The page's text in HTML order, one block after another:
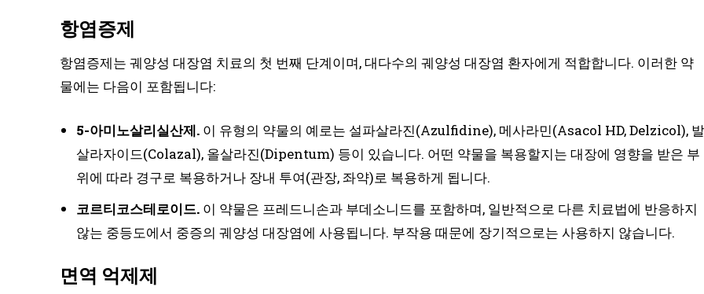
항염증제
항염증제는 궤양성 대장염 치료의 첫 번째 단계이며, 대다수의 궤양성 대장염 환자에게 적합합니다. 이러한 약
물에는 다음이 포함됩니다:
5-아미노살리실산제. 이 유형의 약물의 예로는 설파살라진(Azulfidine), 메사라민(Asacol HD, Delzicol), 발
살라자이드(Colazal), 올살라진(Dipentum) 등이 있습니다. 어떤 약물을 복용할지는 대장에 영향을 받은 부
위에 따라 경구로 복용하거나 장내 투여(관장, 좌약)로 복용하게 됩니다.
코르티코스테로이드. 이 약물은 프레드니손과 부데소니드를 포함하며, 일반적으로 다른 치료법에 반응하지
않는 중등도에서 중증의 궤양성 대장염에 사용됩니다. 부작용 때문에 장기적으로는 사용하지 않습니다.
면역 억제제